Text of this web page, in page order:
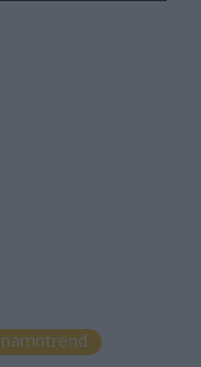
namntrend